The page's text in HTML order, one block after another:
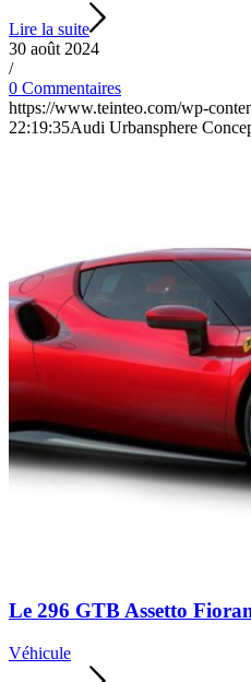
Lire la suite
30 août 2024
/
0 Commentaires
https://www.teinteo.com/wp-
22:19:35Audi Urbansphere
Le 296 GTB Assetto
Véhicule